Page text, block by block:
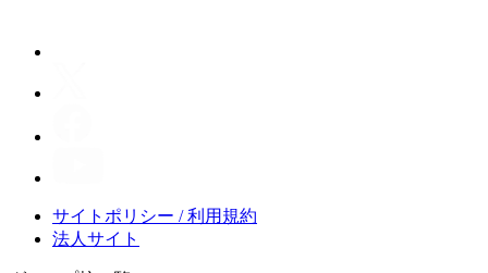
サイトポリシー / 利用規約
法人サイト